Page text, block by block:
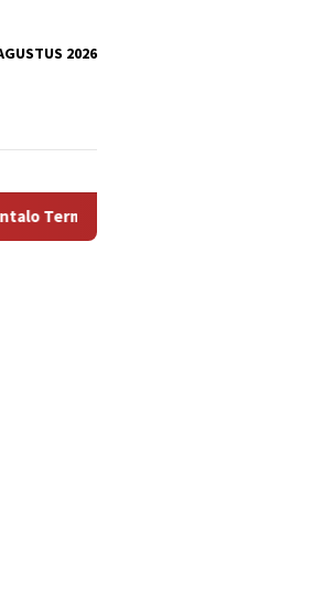
2026
di Indonesia, Pemprov Tidak Punya